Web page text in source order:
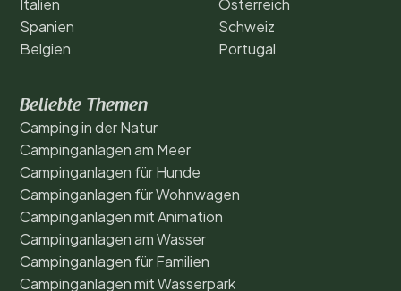
Spanien
Belgien
Schweiz
Portugal
Beliebte Themen
Camping in der Natur
Campinganlagen am Meer
Campinganlagen für Hunde
Campinganlagen für Wohnwagen
Campinganlagen mit Animation
Campinganlagen am Wasser
Campinganlagen für Familien
Campinganlagen mit Wasserpark